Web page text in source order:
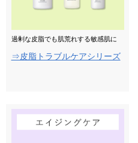
過剰な皮脂でも肌荒れする敏感肌に
⇒皮脂トラブルケアシリーズ